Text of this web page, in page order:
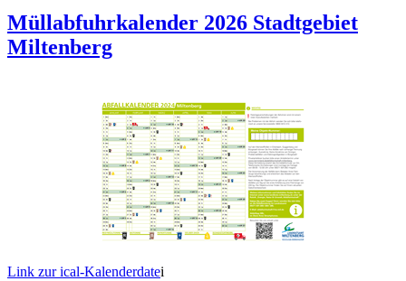
Müllabfuhrkalender 2026 Stadtgebiet
Miltenberg
Link zur ical-Kalenderdatei